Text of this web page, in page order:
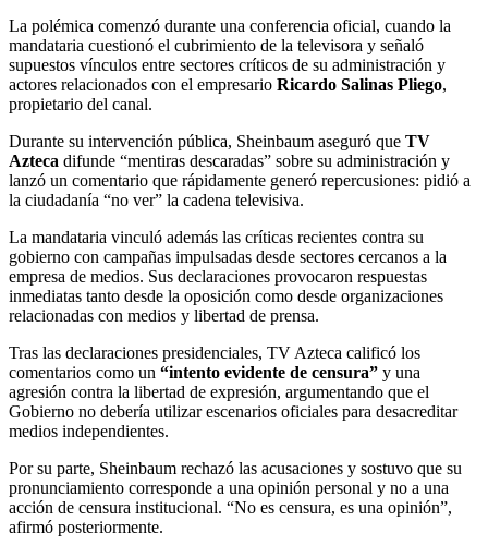
La polémica comenzó durante una conferencia oficial, cuando la
mandataria cuestionó el cubrimiento de la televisora y señaló
supuestos vínculos entre sectores críticos de su administración y
actores relacionados con el empresario Ricardo Salinas Pliego,
propietario del canal.
Durante su intervención pública, Sheinbaum aseguró que TV
Azteca difunde “mentiras descaradas” sobre su administración y
lanzó un comentario que rápidamente generó repercusiones: pidió a
la ciudadanía “no ver” la cadena televisiva.
La mandataria vinculó además las críticas recientes contra su
gobierno con campañas impulsadas desde sectores cercanos a la
empresa de medios. Sus declaraciones provocaron respuestas
inmediatas tanto desde la oposición como desde organizaciones
relacionadas con medios y libertad de prensa.
Tras las declaraciones presidenciales, TV Azteca calificó los
comentarios como un “intento evidente de censura” y una
agresión contra la libertad de expresión, argumentando que el
Gobierno no debería utilizar escenarios oficiales para desacreditar
medios independientes.
Por su parte, Sheinbaum rechazó las acusaciones y sostuvo que su
pronunciamiento corresponde a una opinión personal y no a una
acción de censura institucional. “No es censura, es una opinión”,
afirmó posteriormente.